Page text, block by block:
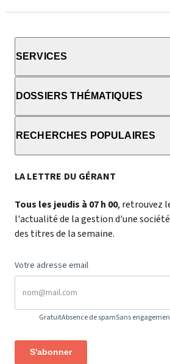
SERVICES
DOSSIERS THÉMATIQUES
RECHERCHES POPULAIRES
LA LETTRE DU GÉRANT
Tous les jeudis à 07 h 00, retrouvez
l'actualité de la gestion d'une
des titres de la semaine.
Votre adresse email
GratuitAbsence de spamSans
S'abonner